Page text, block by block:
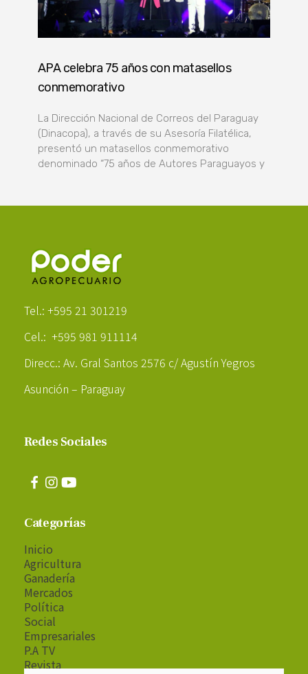
APA celebra 75 años con matasellos
conmemorativo
La Dirección Nacional de Correos del Paraguay
(Dinacopa), a través de su Asesoría Filatélica,
presentó un matasellos conmemorativo
denominado “75 años de Autores Paraguayos y
Tel.: +595 21 301219
Cel.: +595 981 911114
Direcc.: Av. Gral Santos 2576 c/ Agustín Yegros
Asunción – Paraguay
Redes Sociales
Categorías
Inicio
Agricultura
Ganadería
Mercados
Política
Social
Empresariales
P.A TV
Revista